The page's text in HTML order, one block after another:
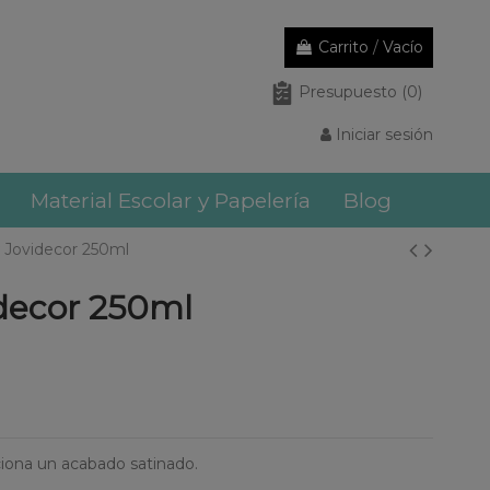
Carrito / Vacío
Presupuesto (0)
Iniciar sesión
Material Escolar y Papelería Blog
Jovidecor 250ml
250ml
un acabado satinado.